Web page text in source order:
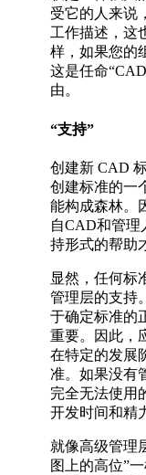
受它的人来说
工作描述，这
样，如果您的
这是任命
由。
“支持”
创建新 CAD
创建标准的一
能构成森林。
自CAD和管理
持形式的帮助
显然，任何标
管理层的支持
于确定标准的
重要。因此，
在特定的发展
准。如果没有
完全无法使用
开发时间和精
就像高级管理
图上的高位”